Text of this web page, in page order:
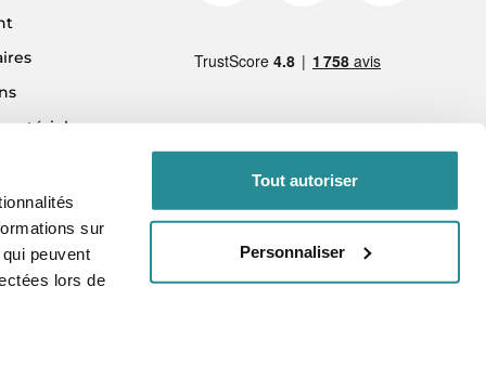
sur
peuvent
lors de
Tout autoriser
Personnaliser
matériel